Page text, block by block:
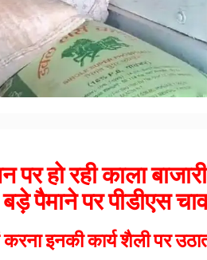
पर हो रही काला
पैमाने पर पीडीएस
करना इनकी कार्य शैली पर